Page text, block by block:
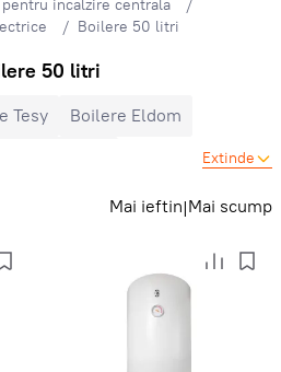
pentru incalzire centrala
Boilere 50 litri
50 litri
Tesy
Boilere Eldom
Boilere Baxi
50 litri
Boilere 80 litri
cu încălzitor uscat
Extinde
Mai ieftin|Mai scump